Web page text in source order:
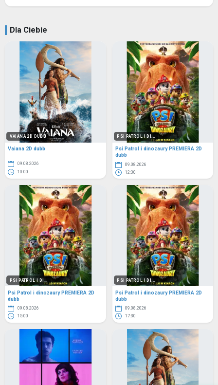
Dla Ciebie
VAIANA 2D DUBB
Vaiana 2D dubb
09.08.2026
10:00
PSI PATROL I DI...
Psi Patrol i dinozaury PREMIERA 2D
dubb
09.08.2026
12:30
PSI PATROL I DI...
Psi Patrol i dinozaury PREMIERA 2D
dubb
09.08.2026
15:00
PSI PATROL I DI...
Psi Patrol i dinozaury PREMIERA 2D
dubb
09.08.2026
17:30